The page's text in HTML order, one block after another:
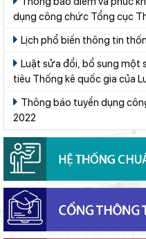
ngành năm 2026
trường định hướng XHCN
định tư tưởng Hồ Chí Minh,
Chuẩn bị hành trang cho trẻ vào lớp 1: Đồng hành đúng cách từ
gia đình
Phó Chủ tịch UBND tỉnh Lâm Đồng Nguyễn Minh kiểm tra tiến
độ Dự án Trường TH&THCS
Bộ Giáo dục và Đào tạo ban hành khung thời gian năm học từ
năm học 2026–2027
Lâm Đồng chủ động ứng
Ban Văn hóa - Xã hội HĐND tỉnh Lâm Đồng khảo sát thực hiện
chính sách giáo dục hòa nhập
Lâm Đồng phấn đấu hoàn thành Trường THPT Chuyên Bảo Lộc
dụng công chức Tổng cục
Lịch phổ biến thông tin
tiêu Thống kê quốc gia của
2022